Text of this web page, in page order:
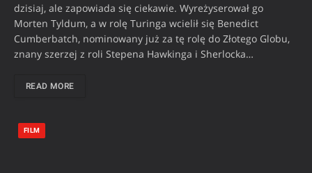
dzisiaj, ale zapowiada się ciekawie. Wyreżyserował go
Morten Tyldum, a w rolę Turinga wcielił się Benedict
Cumberbatch, nominowany już za tę rolę do Złotego Globu,
znany szerzej z roli Stepena Hawkinga i Sherlocka…
READ MORE
FILM